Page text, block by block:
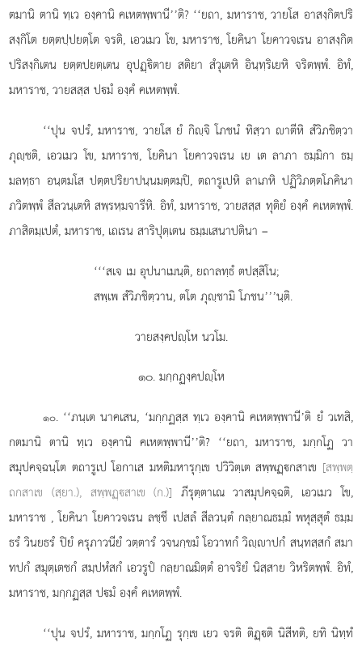
ตมานิ ตานิ ทฺเว องฺคานิ คเหตพฺพานี’’ติ? ‘‘ยถา, มหาราช, วายโส อาสงฺกิตปริ
สงฺกิโต ยตฺตปฺปยตฺโตจรติ, เอวเมว โข, มหาราช, โยคินา โยคาวจเรน อาสงฺกิต
ปริสงฺกิเตน ยตฺตปยตฺเตน อุปฏฺิตาย สติยา สํวุเตหิ อินฺทฺริเยหิ จริตพฺพํ. อิทํ,
มหาราช, วายสสฺส ปมํ องฺคํ คเหตพฺพํ.
‘‘ปุน จปรํ, มหาราช, วายโส ยํ กิฺจิ โภชนํ ทิสฺวา าตีหิ สํวิภชิตฺวา
ภุฺชติ, เอวเมว โข, มหาราช, โยคินา โยคาวจเรน เย เต ลาภา ธมฺมิกา ธมฺ
มลทฺธา อนฺตมโส ปตฺตปริยาปนฺนมตฺตมฺปิ, ตถารูเปหิ ลาเภหิ ปฏิวิภตฺตโภคินา
ภวิตพฺพํ สีลวนฺเตหิ สพฺรหฺมจารีหิ. อิทํ, มหาราช, วายสสฺส ทุติยํ องฺคํ คเหตพฺพํ.
ภาสิตมฺเปตํ, มหาราช, เถเรน สาริปุตฺเตน ธมฺมเสนาปตินา –
‘‘‘สเจ เม อุปนาเมนฺติ, ยถาลทฺธํ ตปสฺสิโน;
สพฺเพ สํวิภชิตฺวาน, ตโต ภุฺชามิ โภชน’’’นฺติ.
วายสงฺคปฺโห นวโม.
๑๐. มกฺกฏงฺคปฺโห
๑๐. ‘‘ภนฺเต นาคเสน, ‘มกฺกฏสฺส ทฺเว องฺคานิ คเหตพฺพานี’ติ ยํ วเทสิ,
กตมานิ ตานิ ทฺเว องฺคานิ คเหตพฺพานี’’ติ? ‘‘ยถา, มหาราช, มกฺกโฏ วา
สมุปคจฺฉนฺโต ตถารูเป โอกาเส มหติมหารุกฺเข ปวิวิตฺเต สพฺพฏฺกสาเข [สพฺพตฺ
ถกสาเข (สฺยา.), สพฺพฏฺสาเข (ก.)] ภีรุตฺตาเณ วาสมุปคจฺฉติ, เอวเมว โข,
มหาราช, โยคินา โยคาวจเรน ลชฺชึ เปสลํ สีลวนฺตํ กลฺยาณธมฺมํ พหุสฺสุตํ ธมฺม
ธรํ วินยธรํ ปิยํ ครุภาวนียํ วตฺตารํ วจนกฺขมํ โอวาทกํ วิฺาปกํ สนฺทสฺสกํ สมา
ทปกํ สมุตฺเตชกํ สมฺปหํสกํ เอวรูปํ กลฺยาณมิตฺตํ อาจริยํ นิสฺสาย วิหริตพฺพํ. อิทํ,
มหาราช, มกฺกฏสฺส ปมํ องฺคํ คเหตพฺพํ.
‘‘ปุนจปรํ, มหาราช, มกฺกโฏ รุกฺเข เยว จรติ ติฏฺติ นิสีทติ, ยทิ นิทฺทํ